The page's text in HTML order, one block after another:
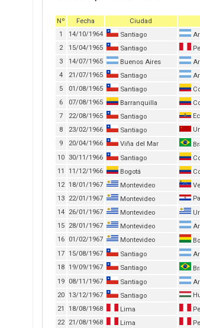
Nº Fecha Ciudad
1
14/10/1964 Santiago
2
15/04/1965 Santiago
3
14/07/1965 Buenos Aires
4
21/07/1965 Santiago
5
01/08/1965 Santiago
6
07/08/1965 Barranquilla
7
22/08/1965 Santiago
8
23/02/1966 Santiago
9
20/04/1966 Viña del Mar
10
30/11/1966 Santiago
11
11/12/1966 Bogotá
12 18/01/1967 Montevideo
13
22/01/1967 Montevideo
14
26/01/1967 Montevideo
15
28/01/1967 Montevideo
16
01/02/1967 Montevideo
17 15/08/1967 Santiago
18 19/09/1967 Santiago
19
08/11/1967 Santiago
20 13/12/1967 Santiago
21
18/08/1968 Lima
22
21/08/1968 Lima